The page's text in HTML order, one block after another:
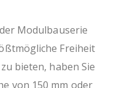
Modulbauserie
Freiheit
bieten, haben Sie
von 150 mm oder